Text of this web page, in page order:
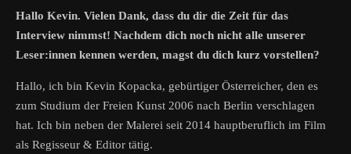
Hallo Kevin. Vielen Dank, dass du dir die Zeit für das
Interview nimmst! Nachdem dich noch nicht alle unserer
Leser:innen kennen werden, magst du dich kurz vorstellen?
Hallo, ich bin Kevin Kopacka, gebürtiger Österreicher, den es
zum Studium der Freien Kunst 2006 nach Berlin verschlagen
hat. Ich bin neben der Malerei seit 2014 hauptberuflich im Film
als Regisseur & Editor tätig.